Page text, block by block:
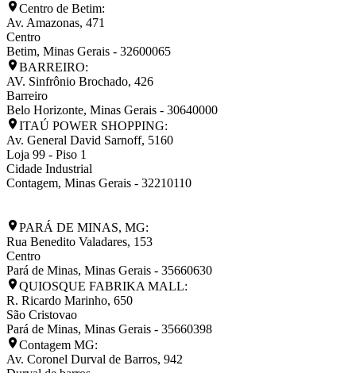
Centro de Betim:
Av. Amazonas, 471
Centro
Betim, Minas Gerais - 32600065
BARREIRO:
AV. Sinfrônio Brochado, 426
Barreiro
Belo Horizonte, Minas Gerais - 30640000
ITAÚ POWER SHOPPING:
Av. General David Sarnoff, 5160
Loja 99 - Piso 1
Cidade Industrial
Contagem, Minas Gerais - 32210110
PARÁ DE MINAS, MG:
Rua Benedito Valadares, 153
Centro
Pará de Minas, Minas Gerais - 35660630
QUIOSQUE FABRIKA MALL:
R. Ricardo Marinho, 650
São Cristovao
Pará de Minas, Minas Gerais - 35660398
Contagem MG:
Av. Coronel Durval de Barros, 942